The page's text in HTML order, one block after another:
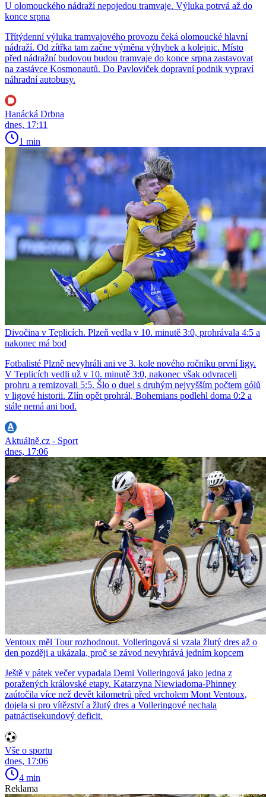
U olomouckého nádraží nepojedou tramvaje. Výluka potrvá až do
konce srpna
Třítýdenní výluka tramvajového provozu čeká olomoucké hlavní
nádraží. Od zítřka tam začne výměna výhybek a kolejnic. Místo
před nádražní budovou budou tramvaje do konce srpna zastavovat
na zastávce Kosmonautů. Do Pavloviček dopravní podnik vypraví
náhradní autobusy.
Hanácká Drbna
dnes, 17:11
1 min
Divočina v Teplicích. Plzeň vedla v 10. minutě 3:0, prohrávala 4:5 a
nakonec má bod
Fotbalisté Plzně nevyhráli ani ve 3. kole nového ročníku první ligy.
V Teplicích vedli už v 10. minutě 3:0, nakonec však odvraceli
prohru a remizovali 5:5. Šlo o duel s druhým nejvyšším počtem gólů
v ligové historii. Zlín opět prohrál, Bohemians podlehl doma 0:2 a
stále nemá ani bod.
Aktuálně.cz - Sport
dnes, 17:06
Ventoux měl Tour rozhodnout. Volleringová si vzala žlutý dres až o
den později a ukázala, proč se závod nevyhrává jedním kopcem
Ještě v pátek večer vypadala Demi Volleringová jako jedna z
poražených královské etapy. Katarzyna Niewiadoma-Phinney
zaútočila více než devět kilometrů před vrcholem Mont Ventoux,
dojela si pro vítězství a žlutý dres a Volleringové nechala
patnáctisekundový deficit.
Vše o sportu
dnes, 17:06
4 min
Reklama